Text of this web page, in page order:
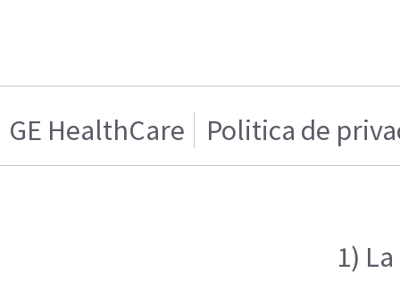
GE HealthCare Politica de
1)